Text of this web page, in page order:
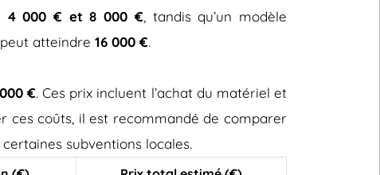
4 000 € et 8 000 € , tandis qu’un modèle
atteindre 16 000 €.
€. Ces prix incluent l’achat du matériel et
ces coûts, il est recommandé de comparer
subventions locales.